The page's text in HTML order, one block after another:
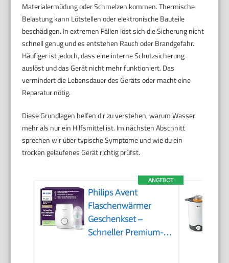
Materialermüdung oder Schmelzen kommen. Thermische
Belastung kann Lötstellen oder elektronische Bauteile
beschädigen. In extremen Fällen löst sich die Sicherung nicht
schnell genug und es entstehen Rauch oder Brandgefahr.
Häufiger ist jedoch, dass eine interne Schutzsicherung
auslöst und das Gerät nicht mehr funktioniert. Das
vermindert die Lebensdauer des Geräts oder macht eine
Reparatur nötig.
Diese Grundlagen helfen dir zu verstehen, warum Wasser
mehr als nur ein Hilfsmittel ist. Im nächsten Abschnitt
sprechen wir über typische Symptome und wie du ein
trocken gelaufenes Gerät richtig prüfst.
ANGEBOT
Philips Avent
Flaschenwärmer
Geschenkset –
Schneller Premium-